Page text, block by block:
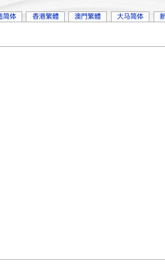
简体 香港繁體 澳門繁體 大马简体